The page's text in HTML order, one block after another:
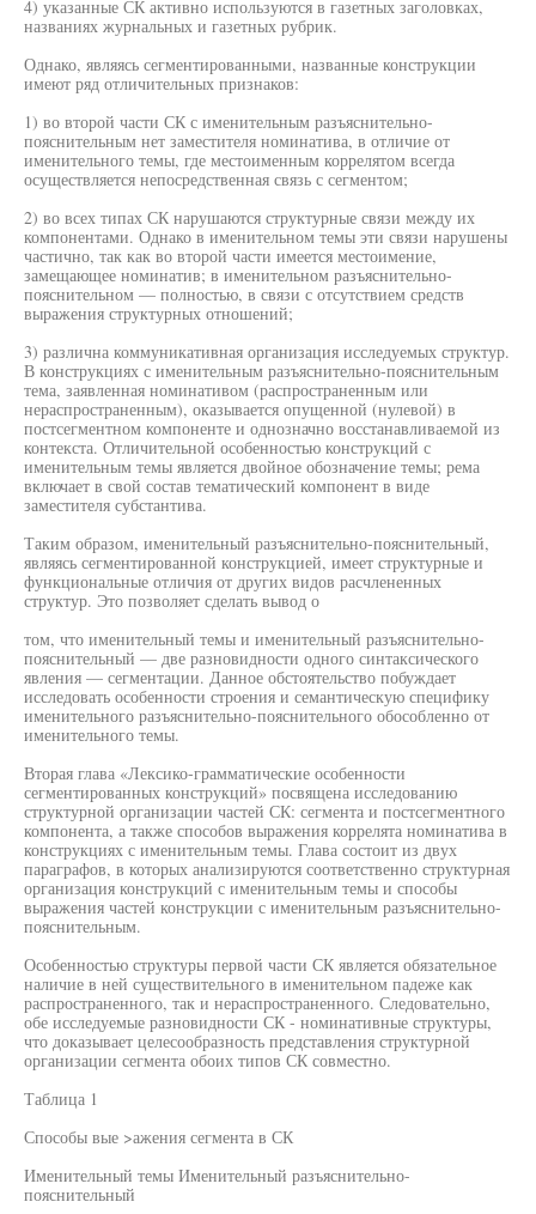
4) указанные СК активно используются в газетных заголовках,
названиях журнальных и газетных рубрик.
Однако, являясь сегментированными, названные конструкции
имеют ряд отличительных признаков:
1) во второй части СК с именительным разъяснительно-
пояснительным нет заместителя номинатива, в отличие от
именительного темы, где местоименным коррелятом всегда
осуществляется непосредственная связь с сегментом;
2) во всех типах СК нарушаются структурные связи между их
компонентами. Однако в именительном темы эти связи нарушены
частично, так как во второй части имеется местоимение,
замещающее номинатив; в именительном разъяснительно-
пояснительном — полностью, в связи с отсутствием средств
выражения структурных отношений;
3) различна коммуникативная организация исследуемых структур.
В конструкциях с именительным разъяснительно-пояснительным
тема, заявленная номинативом (распространенным или
нераспространенным), оказывается опущенной (нулевой) в
постсегментном компоненте и однозначно восстанавливаемой из
контекста. Отличительной особенностью конструкций с
именительным темы является двойное обозначение темы; рема
включает в свой состав тематический компонент в виде
заместителя субстантива.
Таким образом, именительный разъяснительно-пояснительный,
являясь сегментированной конструкцией, имеет структурные и
функциональные отличия от других видов расчлененных
структур. Это позволяет сделать вывод о
том, что именительный темы и именительный разъяснительно-
пояснительный — две разновидности одного синтаксического
явления — сегментации. Данное обстоятельство побуждает
исследовать особенности строения и семантическую специфику
именительного разъяснительно-пояснительного обособленно от
именительного темы.
Вторая глава «Лексико-грамматические особенности
сегментированных конструкций» посвящена исследованию
структурной организации частей СК: сегмента и постсегментного
компонента, а также способов выражения коррелята номинатива в
конструкциях с именительным темы. Глава состоит из двух
параграфов, в которых анализируются соответственно структурная
организация конструкций с именительным темы и способы
выражения частей конструкции с именительным разъяснительно-
пояснительным.
Особенностью структуры первой части СК является обязательное
наличие в ней существительного в именительном падеже как
распространенного, так и нераспространенного. Следовательно,
обе исследуемые разновидности СК - номинативные структуры,
что доказывает целесообразность представления структурной
организации сегмента обоих типов СК совместно.
Таблица 1
Способы вые >ажения сегмента в СК
Именительный темы Именительный разъяснительно-
пояснительный